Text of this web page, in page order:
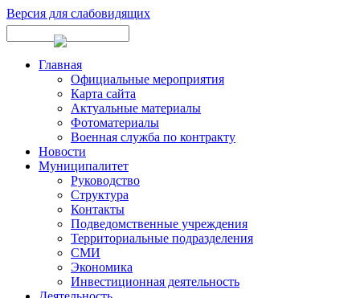
Версия для слабовидящих
Главная
Официальные мероприятия
Карта сайта
Актуальные материалы
Фотоматериалы
Военная служба по контракту
Новости
Муниципалитет
Руководство
Структура
Контакты
Подведомственные учреждения
Территориальные подразделения
СМИ
Экономика
Инвестиционная деятельность